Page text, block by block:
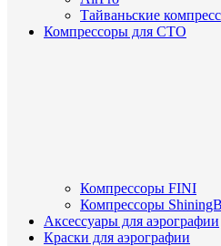
Тайваньские
Компрессоры для СТО
Компрессоры FINI
Компрессоры
Аксессуары для аэрографии
Краски для аэрографии